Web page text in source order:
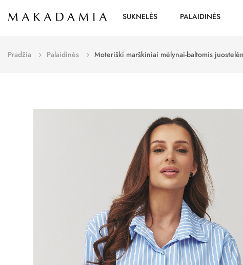
SUKNELĖS PALAIDINĖS
Pradžia Palaidinės Moteriški marškiniai mėlynai-baltomis